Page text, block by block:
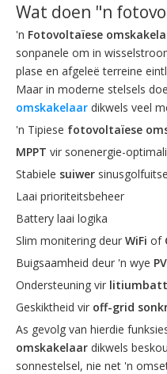
Wat doen "n
'n Fotovoltaïese
sonpanele om in
plase en afgeleë terreine
Maar in moderne stelsels
omskakelaar dikwels veel
'n Tipiese fotovoltaïese
MPPT vir sonenergie-
Stabiele suiwer
Laai prioriteitsbeheer
Battery laai logika
Slim monitering deur WiFi of
Buigsaamheid deur 'n wye
Ondersteuning vir
Geskiktheid vir off-grid
As gevolg van hierdie
omskakelaar dikwels
sonnestelsel, nie net 'n